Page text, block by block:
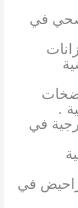
في
.
في
في